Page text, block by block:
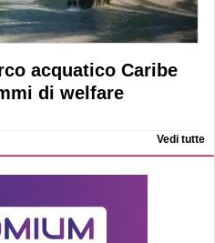
acquatico Caribe
di welfare
Vedi tutte